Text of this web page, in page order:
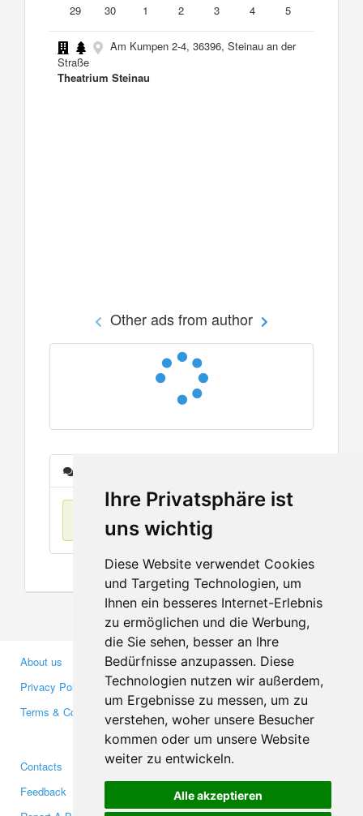
Ihre Privatsphäre ist
uns wichtig
Diese Website verwendet Cookies
und Targeting Technologien, um
Ihnen ein besseres Internet-Erlebnis
zu ermöglichen und die Werbung,
die Sie sehen, besser an Ihre
Bedürfnisse anzupassen. Diese
Technologien nutzen wir außerdem,
um Ergebnisse zu messen, um zu
verstehen, woher unsere Besucher
kommen oder um unsere Website
weiter zu entwickeln.
Alle akzeptieren
29
30 1 2 3 4 5
Am Kumpen 2-4, 36396, Steinau an der
Straße
Theatrium Steinau
Other ads from author
No items found
About us
Privacy Policy
Terms & Conditions
Business Partners
Investors
Media
Contacts
Feedback
Facebook
Twitter